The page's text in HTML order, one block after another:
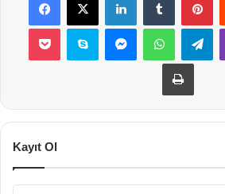
Pocket Skype MessengerWhatsApp
Yazdır
Kayıt Ol